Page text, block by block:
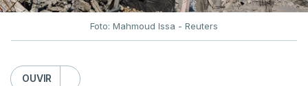
Foto: Mahmoud Issa - Reuters
OUVIR